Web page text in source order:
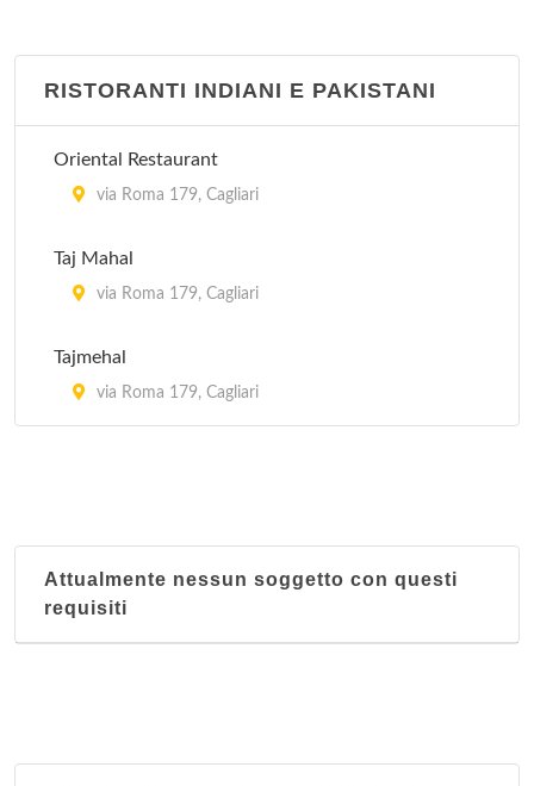
RISTORANTI INDIANI E PAKISTANI
Oriental Restaurant
via Roma 179, Cagliari
Taj Mahal
via Roma 179, Cagliari
Tajmehal
via Roma 179, Cagliari
Attualmente nessun soggetto con questi
requisiti